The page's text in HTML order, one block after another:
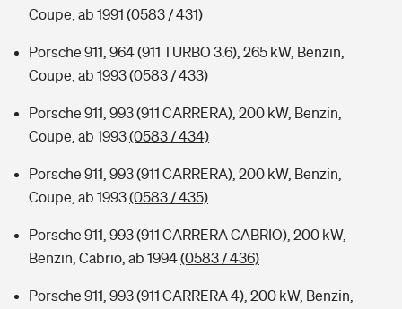
Coupe, ab 1991 (0583 / 431)
Porsche 911, 964 (911 TURBO 3.6), 265 kW, Benzin,
Coupe, ab 1993(0583 / 433)
Porsche 911, 993 (911 CARRERA), 200 kW, Benzin,
Coupe, ab 1993(0583 / 434)
Porsche 911, 993 (911 CARRERA), 200 kW, Benzin,
Coupe, ab 1993(0583 / 435)
Porsche 911, 993 (911 CARRERA CABRIO), 200 kW,
Benzin, Cabrio, ab 1994(0583 / 436)
Porsche 911, 993 (911 CARRERA 4), 200 kW, Benzin,